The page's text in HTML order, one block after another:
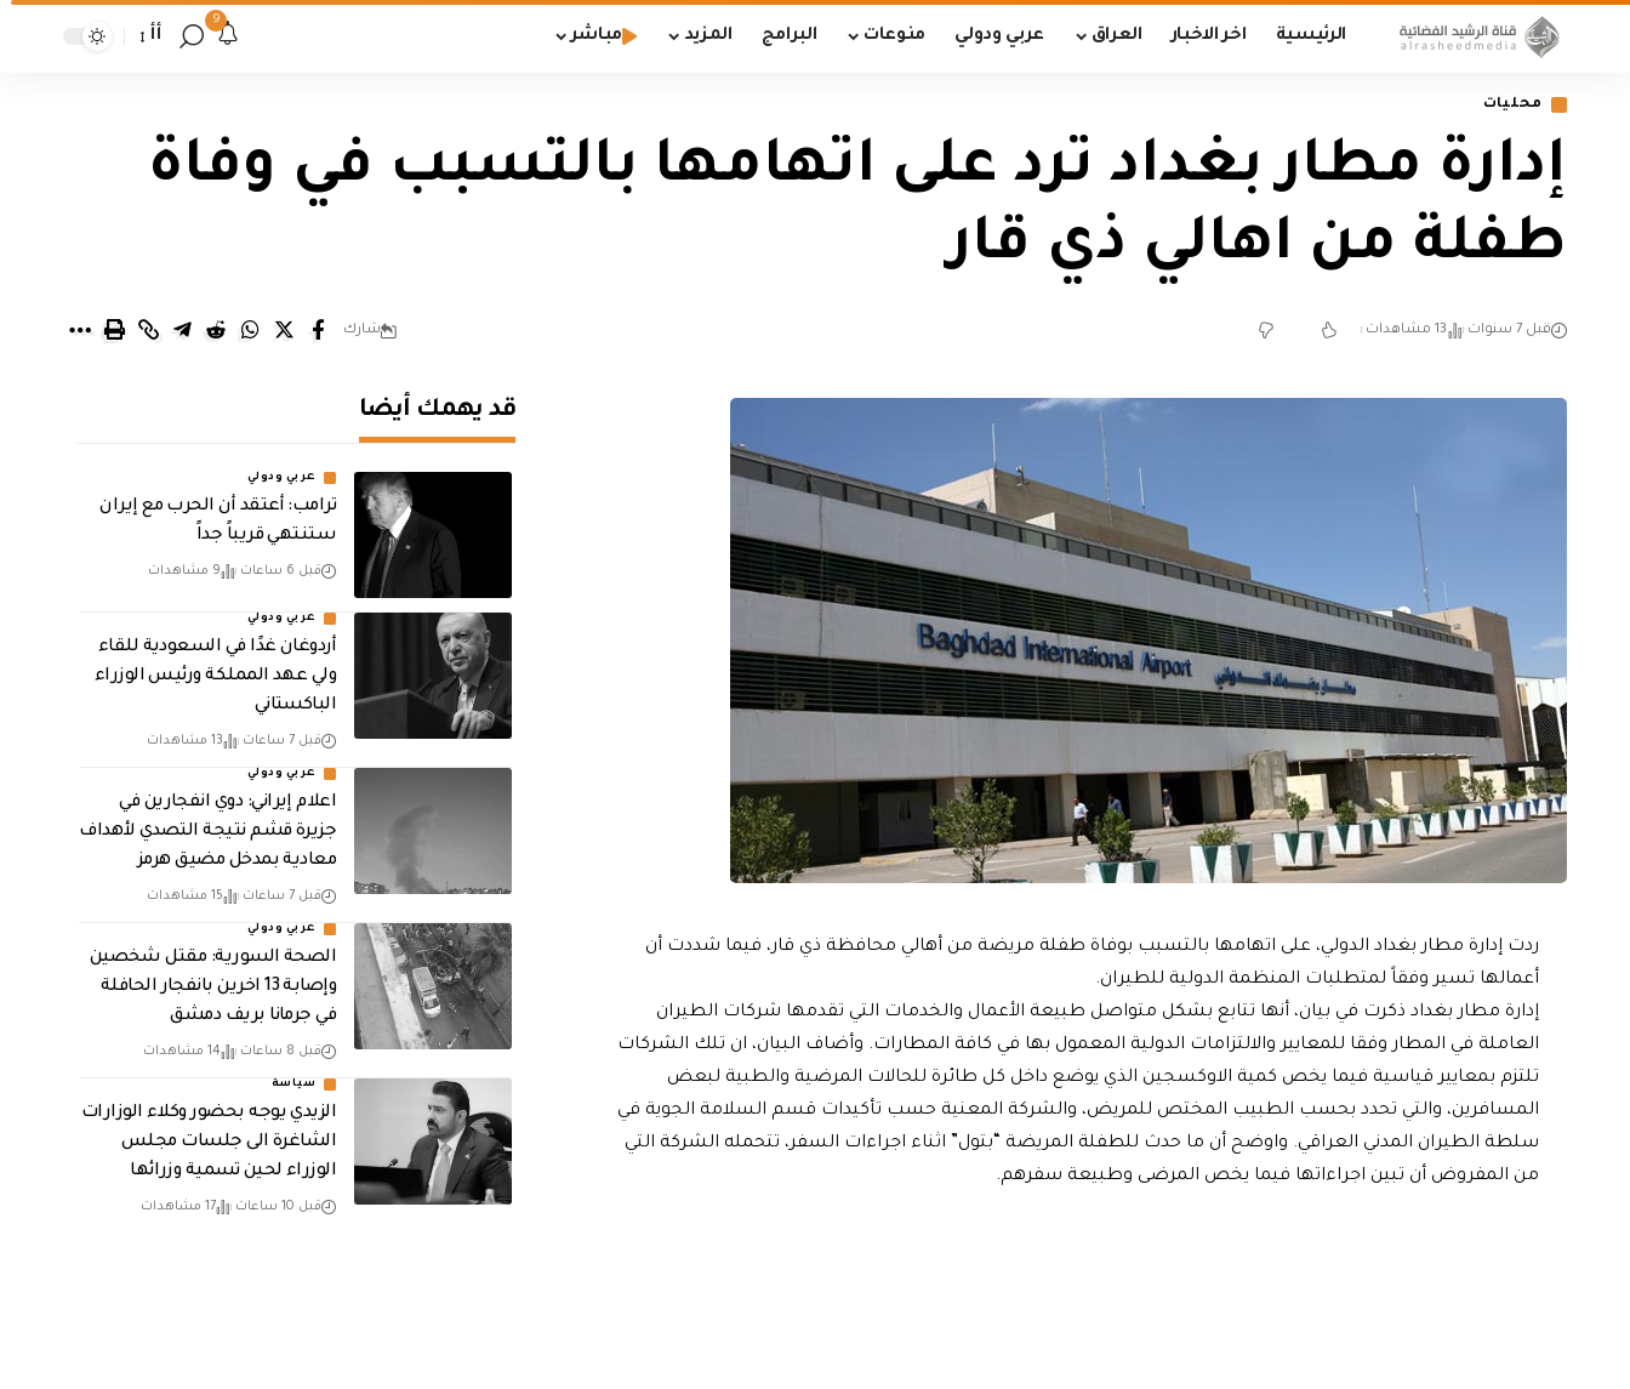
الرئيسية اخر الاخبار العراق عربي ودولي منوعات البرامج المزيد مباشر
9
أأ
محليات
إدارة مطار بغداد ترد على اتهامها بالتسبب في وفاة
طفلة من اهالي ذي قار
قبل 7 سنوات 13 مشاهدات شارك
ردت إدارة مطار بغداد الدولي، على اتهامها بالتسبب بوفاة طفلة مريضة من أهالي محافظة ذي قار، فيما شددت أن
أعمالها تسير وفقاً لمتطلبات المنظمة الدولية للطيران.
إدارة مطار بغداد ذكرت في بيان، أنها تتابع بشكل متواصل طبيعة الأعمال والخدمات التي تقدمها شركات الطيران
العاملة في المطار وفقا للمعايير والالتزامات الدولية المعمول بها في كافة المطارات. وأضاف البيان، ان تلك الشركات
تلتزم بمعايير قياسية فيما يخص كمية الاوكسجين الذي يوضع داخل كل طائرة للحالات المرضية والطبية لبعض
المسافرين، والتي تحدد بحسب الطبيب المختص للمريض، والشركة المعنية حسب تأكيدات قسم السلامة الجوية في
سلطة الطيران المدني العراقي. واوضح أن ما حدث للطفلة المريضة “بتول” اثناء اجراءات السفر، تتحمله الشركة التي
من المفروض أن تبين اجراءاتها فيما يخص المرضى وطبيعة سفرهم.
قد يهمك أيضا
عربي ودولي
‏ترامب: أعتقد أن الحرب مع إيران
ستنتهي قريباً جداً
قبل 6 ساعات 9 مشاهدات
عربي ودولي
أردوغان غدًا في السعودية للقاء
ولي عهد المملكة ورئيس الوزراء
الباكستاني
قبل 7 ساعات 13 مشاهدات
عربي ودولي
اعلام إيراني: دوي انفجارين في
جزيرة قشم نتيجة التصدي لأهداف
معادية بمدخل مضيق هرمز
قبل 7 ساعات 15 مشاهدات
عربي ودولي
الصحة السورية: مقتل شخصين
وإصابة 13 اخرين بانفجار الحافلة
في جرمانا بريف دمشق
قبل 8 ساعات 14 مشاهدات
سياسة
الزيدي يوجه بحضور وكلاء الوزارات
الشاغرة الى جلسات مجلس
الوزراء لحين تسمية وزرائها
قبل 10 ساعات 17 مشاهدات